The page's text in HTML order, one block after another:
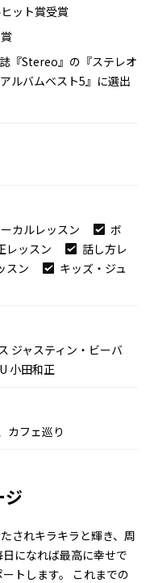
ット賞受賞
『Stereo』の『ステレオ
ルバムベスト5』に選出
カルレッスン
ボ
レッスン
話し方レ
スン
キッズ・ジュ
ジャスティン・ビーバ
小田和正
カフェ巡り
ジ
されキラキラと輝き、周
になれば最高に幸せで
トします。 これまでの